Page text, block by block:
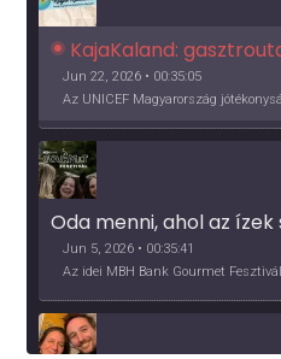
KajaKaland:
Jun 22, 2026 • 00:35:05
Oda menni, ahol az
Vidék, Gourmet Fesztivál
Jun 5, 2026 • 00:35:41